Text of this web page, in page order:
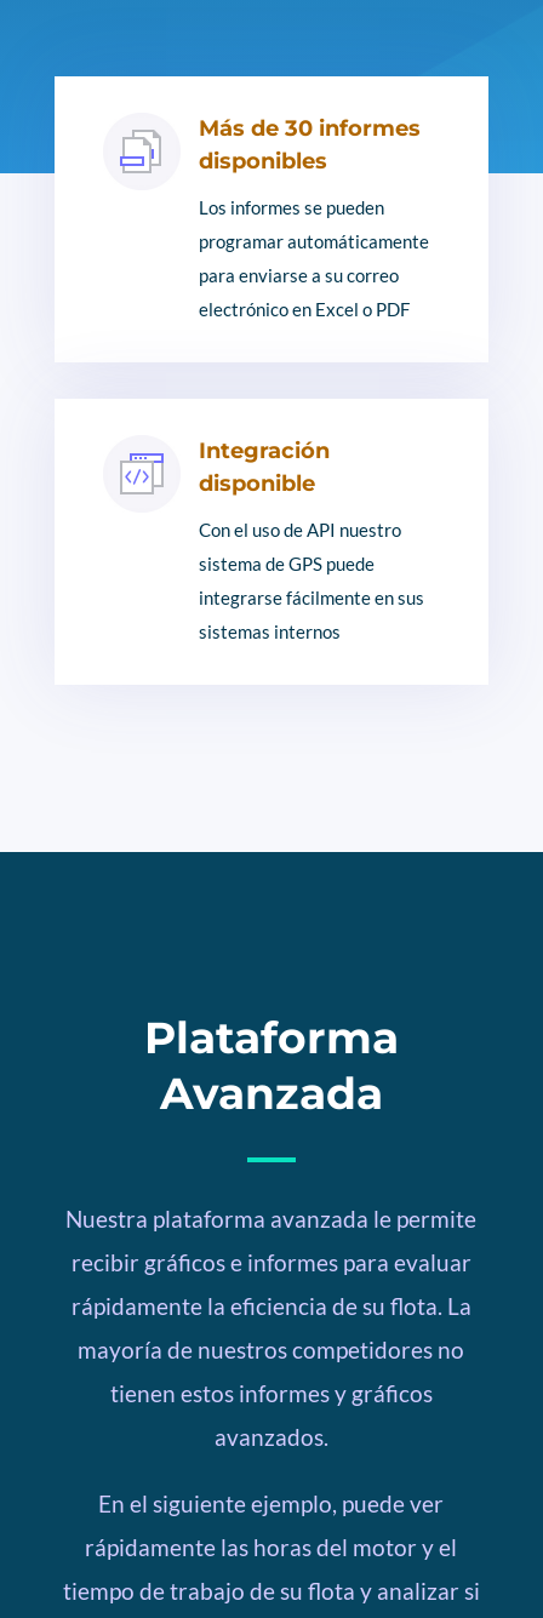
Más de 30 informes
disponibles
Los informes se pueden
programar automáticamente
para enviarse a su correo
electrónico en Excel o PDF
Integración
disponible
Con el uso de API nuestro
sistema de GPS puede
integrarse fácilmente en sus
sistemas internos
Plataforma
Avanzada
Nuestra plataforma avanzada le permite
recibir gráficos e informes para evaluar
rápidamente la eficiencia de su flota. La
mayoría de nuestros competidores no
tienen estos informes y gráficos
avanzados.
En el siguiente ejemplo, puede ver
rápidamente las horas del motor y el
tiempo de trabajo de su flota y analizar si